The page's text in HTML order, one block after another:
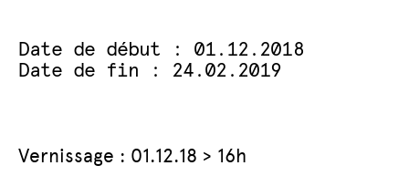
Date de début : 01.12.2018
Date de fin : 24.02.2019
Vernissage : 01.12.18 > 16h